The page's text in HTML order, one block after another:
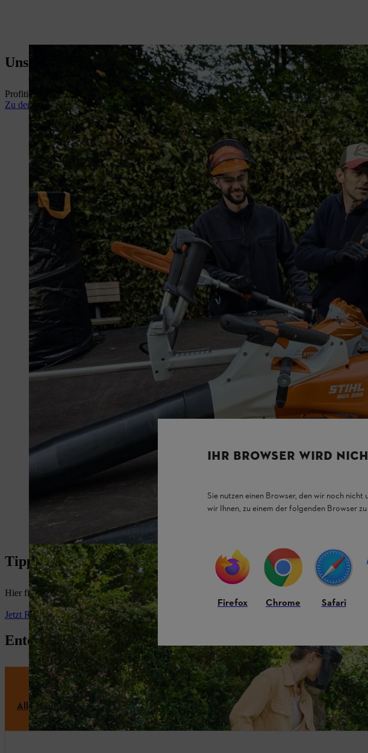
Unsere Lösungen für Profis
Profitieren Sie jetzt vom Fachwissen unserer Expertinnen und Experten – weil Sie Beratung
Zu den Profi-Themen
Tipps zu Garten und Geräten
Hier finden Sie hilfreiche Anwendungstipps, fachmännische Empfehlungen rund um die
Jetzt Ratgeber und DIY-Projekte entdecken
Entdecken Sie unsere neuen Produkte
Alle Neuheiten
IHR BROWSER WIRD
Sie nutzen einen Browser, den wir noch
wir Ihnen, zu einem der folgenden Browser
Firefox Chrome Safari